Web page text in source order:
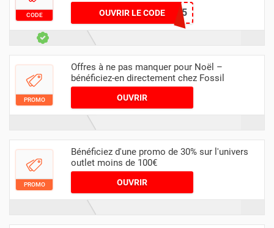
CODE OUVRIR LE CODEADD25
PROMO
Offres à ne pas manquer pour Noël –
bénéficiez-en directement chez Fossil
OUVRIR
PROMO
Bénéficiez d'une promo de 30% sur l'univers
outlet moins de 100€
OUVRIR